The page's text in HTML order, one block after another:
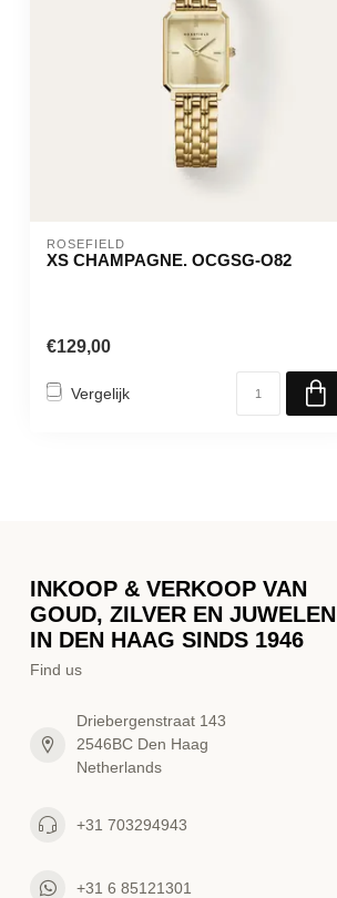
ROSEFIELD
XS CHAMPAGNE. OCGSG-O82
€129,00
Vergelijk
INKOOP & VERKOOP VAN
GOUD, ZILVER EN JUWELEN
IN DEN HAAG SINDS 1946
Find us
Driebergenstraat 143
2546BC Den Haag
Netherlands
+31 703294943
+31 6 85121301